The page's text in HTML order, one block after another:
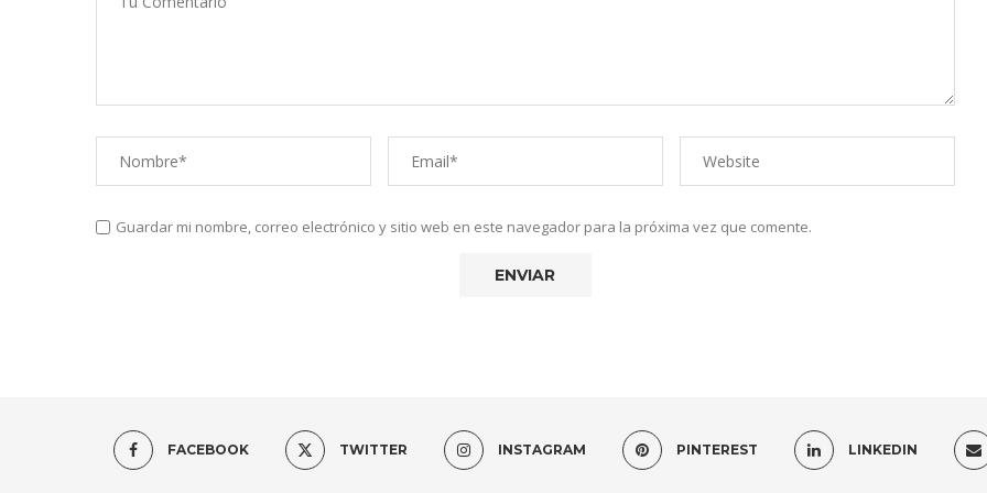
Guardar mi nombre, correo electrónico y sitio web en este navegador para la próxima vez que comente.
FACEBOOK TWITTER INSTAGRAM PINTEREST LINKEDIN